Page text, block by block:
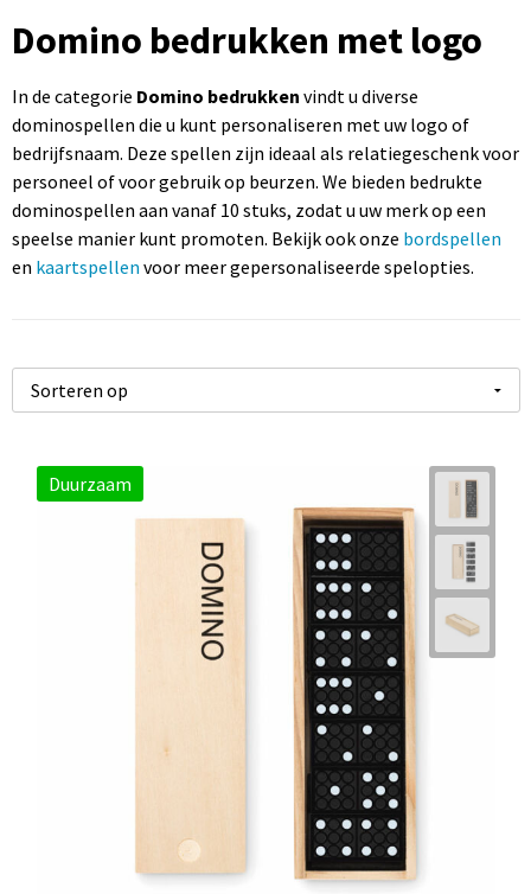
Sportartikelen bedrukken
Paraplu's bedrukken
Gereedschap bedrukken
Touch pennen bedrukken
Metalen pennen
Markeerstiften bedrukken
Rugzakken bedrukken
Draagtassen bedrukken
Caps bedrukken
Bodywarmers bedrukken
Handdoeken bedrukken
USB sticks bedrukken
Domino bedrukken met logo
In de categorie Domino bedrukken vindt u diverse
dominospellen die u kunt personaliseren met uw logo of
bedrijfsnaam. Deze spellen zijn ideaal als relatiegeschenk voor
personeel of voor gebruik op beurzen. We bieden bedrukte
dominospellen aan vanaf 10 stuks, zodat u uw merk op een
speelse manier kunt promoten. Bekijk ook onze bordspellen
en kaartspellen voor meer gepersonaliseerde spelopties.
Duurzaam